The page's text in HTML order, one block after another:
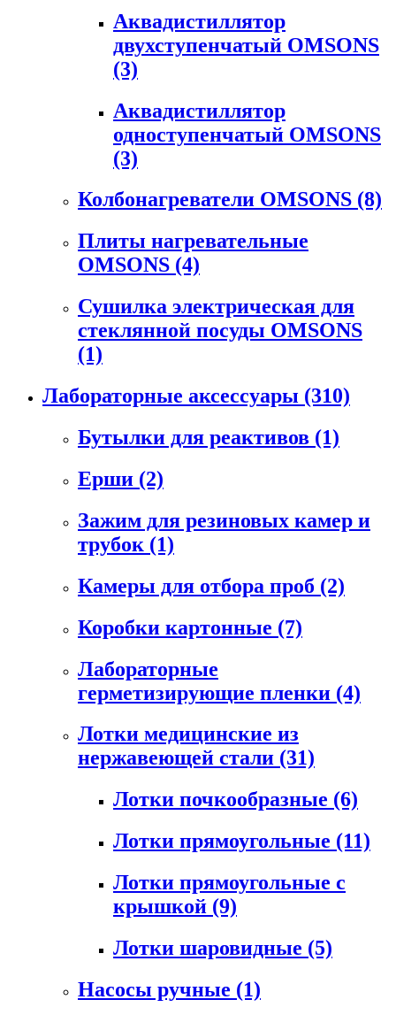
Аквадистиллятор
двухступенчатый OMSONS
(3)
Аквадистиллятор
одноступенчатый OMSONS
(3)
Колбонагреватели OMSONS (8)
Плиты нагревательные
OMSONS (4)
Сушилка электрическая для
стеклянной посуды OMSONS
(1)
Лабораторные аксессуары (310)
Бутылки для реактивов (1)
Ерши (2)
Зажим для резиновых камер и
трубок (1)
Камеры для отбора проб (2)
Коробки картонные (7)
Лабораторные
герметизирующие пленки (4)
Лотки медицинские из
нержавеющей стали (31)
Лотки почкообразные (6)
Лотки прямоугольные (11)
Лотки прямоугольные с
крышкой (9)
Лотки шаровидные (5)
Насосы ручные (1)